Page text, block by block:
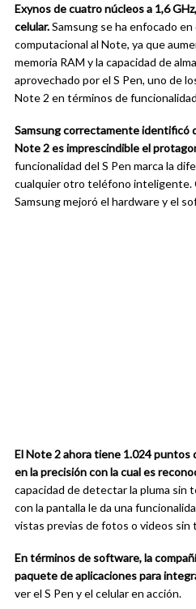
Exynos de cuatro núcleos a 1,6
celular.Samsung se ha enfocado
computacional al Note, ya que
memoria RAM y la capacidad de
aprovechado por el S Pen, uno de
Note 2 en términos de
Samsung correctamente identificó
Note 2 es imprescindible el
funcionalidad del S Pen marca la
cualquier otro teléfono inteligente.
Samsung mejoró el hardware y el
El Note 2 ahora tiene 1.024 puntos
en la precisión con la cual es
capacidad de detectar la pluma sin
con la pantalla le da una
vistas previas de fotos o videos sin
En términos de software, la
paquete de aplicaciones para
ver el S Pen y el celular en acción.